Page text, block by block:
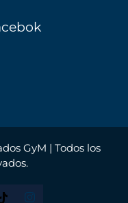
GyM | Todos los